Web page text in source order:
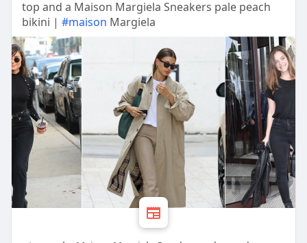
top and a Maison Margiela Sneakers pale peach
bikini | #maison Margiela